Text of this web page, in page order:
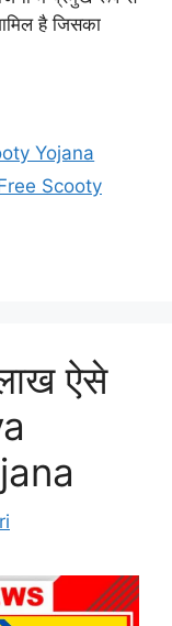
है जिसका
Yojana
Scooty
ऐसे